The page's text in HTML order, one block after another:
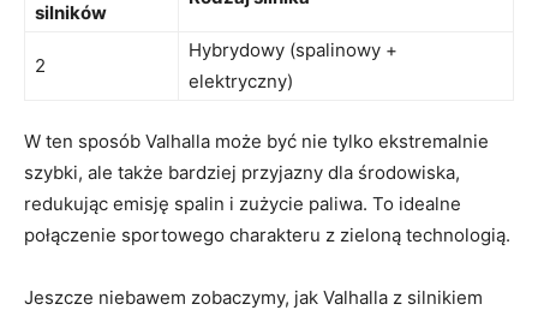
silników
2
Hybrydowy (spalinowy +
elektryczny)
W ten sposób Valhalla może być nie tylko ekstremalnie
szybki, ale​ także⁤ bardziej przyjazny dla środowiska,
redukując‌ emisję spalin i zużycie paliwa. To ​idealne
połączenie‍ sportowego charakteru z zieloną⁢ technologią.
Jeszcze niebawem‍ zobaczymy, jak ‍Valhalla z silnikiem